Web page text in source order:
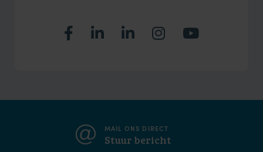
MAIL ONS DIRECT
Stuur bericht